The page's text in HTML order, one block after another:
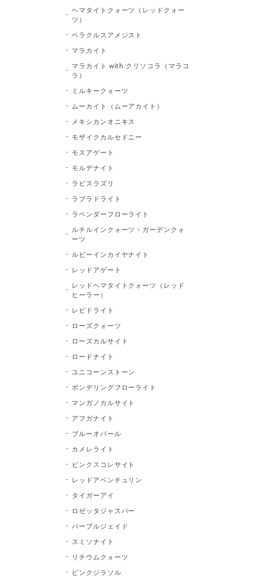
ヘマタイトクォーツ（レッドクォー
ツ）
ベラクルスアメジスト
マラカイト
マラカイト with クリソコラ（マラコ
ラ）
ミルキークォーツ
ムーカイト（ムーアカイト）
メキシカンオニキス
モザイクカルセドニー
モスアゲート
モルデナイト
ラピスラズリ
ラブラドライト
ラベンダーフローライト
ルチルインクォーツ・ガーデンクォ
ーツ
ルビーインカイヤナイト
レッドアゲート
レッドヘマタイトクォーツ（レッド
ヒーラー）
レピドライト
ローズクォーツ
ローズカルサイト
ロードナイト
ユニコーンストーン
ポンデリングフローライト
マンガノカルサイト
アフガナイト
ブルーオパール
カメレライト
ピンクスコレサイト
レッドアベンチュリン
タイガーアイ
ロゼッタジャスパー
パープルジェイド
スミソナイト
リチウムクォーツ
ピンクジラソル